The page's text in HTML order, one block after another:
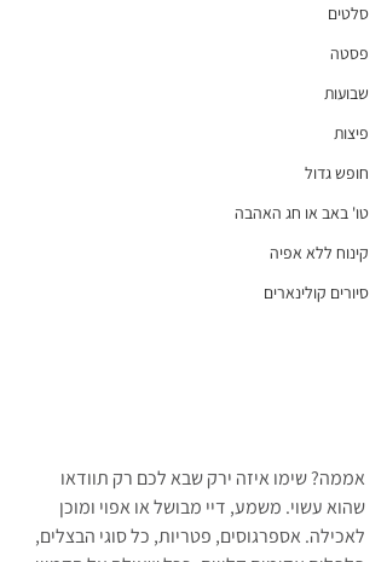
סלטים
פסטה
שבועות
פיצות
חופש גדול
טו' באב או חג האהבה
קינוח ללא אפיה
סיורים קולינארים
אממה? שימו איזה ירק שבא לכם רק תוודאו
שהוא עשוי. משמע, דיי מבושל או אפוי ומוכן
לאכילה. אספרגוסים, פטריות, כל סוגי הבצלים,